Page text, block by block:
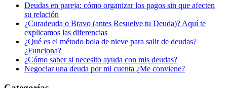
Deudas en pareja: cómo organizar los pagos sin que afecten
su relación
¿Curadeuda o Bravo (antes Resuelve tu Deuda)? Aquí te
explicamos las diferencias
¿Qué es el método bola de nieve para salir de deudas?
¿Funciona?
¿Cómo saber si necesito ayuda con mis deudas?
Negociar una deuda por mi cuenta ¿Me conviene?